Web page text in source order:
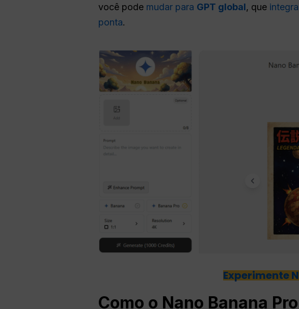
você pode mudar para GPT global, que
ponta.
Experimente
Como o Nano Banana